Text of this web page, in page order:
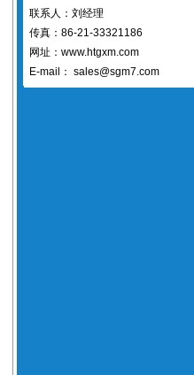
联系人：刘经理
传真：86-21-33321186
网址：www.htgxm.com
E-mail： sales@sgm7.com